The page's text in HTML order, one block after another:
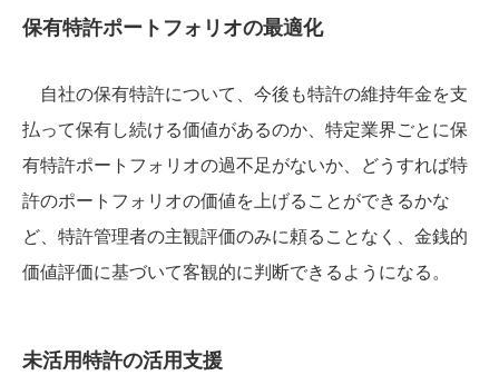
保有特許ポートフォリオの最適化
自社の保有特許について、今後も特許の維持年金を支
払って保有し続ける価値があるのか、特定業界ごとに保
有特許ポートフォリオの過不足がないか、どうすれば特
許のポートフォリオの価値を上げることができるかな
ど、特許管理者の主観評価のみに頼ることなく、金銭的
価値評価に基づいて客観的に判断できるようになる。
未活用特許の活用支援